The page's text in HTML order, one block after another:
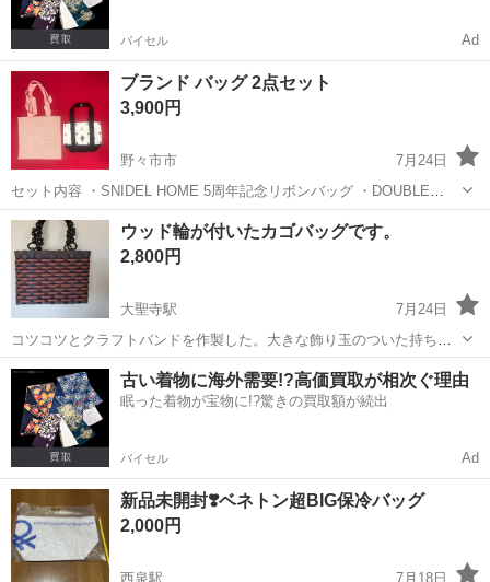
バイセル Ad
ブランド バッグ 2点セット
3,900円
野々市市
7月24日
セット内容 ・SNIDEL HOME 5周年記念リボンバッグ ・DOUBLE
STANDARD CLOTHINGトートバッグ どちらも新品未使用です。 バラ
売り可能‼️
石川 野々市市 バッグ バラ
ウッド輪が付いたカゴバッグです。
2,800円
大聖寺駅
7月24日
コツコツとクラフトバンドを作製した。大きな飾り玉のついた持ち手
(既製品)をつけてみました。 サイズは、横巾30センチ高さ22センチマ
チ幅12センチ。 素人の測り方、作り方ですのでご理解くださ
い。 持ち手が飾り玉が付いてち...
石川 加賀市 大聖寺駅 バッグ
古い着物に海外需要!?高価買取が相次ぐ理由
眠った着物が宝物に!?驚きの買取額が続出
バイセル Ad
新品未開封❣️ベネトン超BIG保冷バッグ
2,000円
西泉駅 7月18日